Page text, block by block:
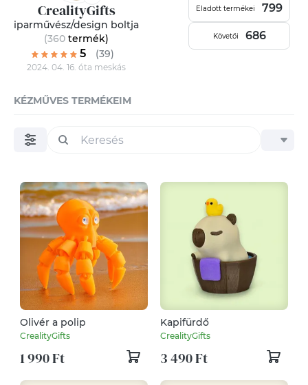
CrealityGifts
iparművész/design boltja
(360 termék)
5 (39)
2024. 04. 16. óta meskás
Eladott termékei 799
Követői 686
KÉZMŰVES TERMÉKEIM
Olivér a polip
CrealityGifts
1 990 Ft
Kapifürdő
CrealityGifts
3 490 Ft